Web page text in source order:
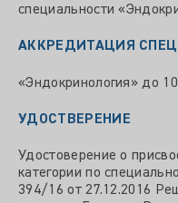
специальности
АККРЕДИТАЦИЯ
«Эндокринология» до
УДОСТВЕРЕНИЕ
Удостоверение о
категории по
394/16 от 27.12.2016